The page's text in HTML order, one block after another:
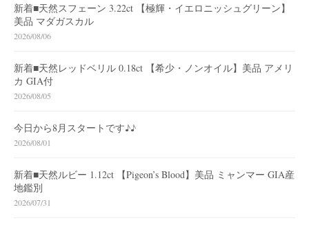
新着■天然スフェーン 3.22ct 【極輝・イエロニッシュグリーン】
美品 マダガスカル
2026/08/06
新着■天然レッドベリル 0.18ct 【希少・ノンオイル】美品 アメリ
カ GIA付
2026/08/05
今日から8月スタートです♪♪
2026/08/01
新着■天然ルビー 1.12ct 【Pigeon’s Blood】美品 ミャンマー GIA産
地鑑別
2026/07/31